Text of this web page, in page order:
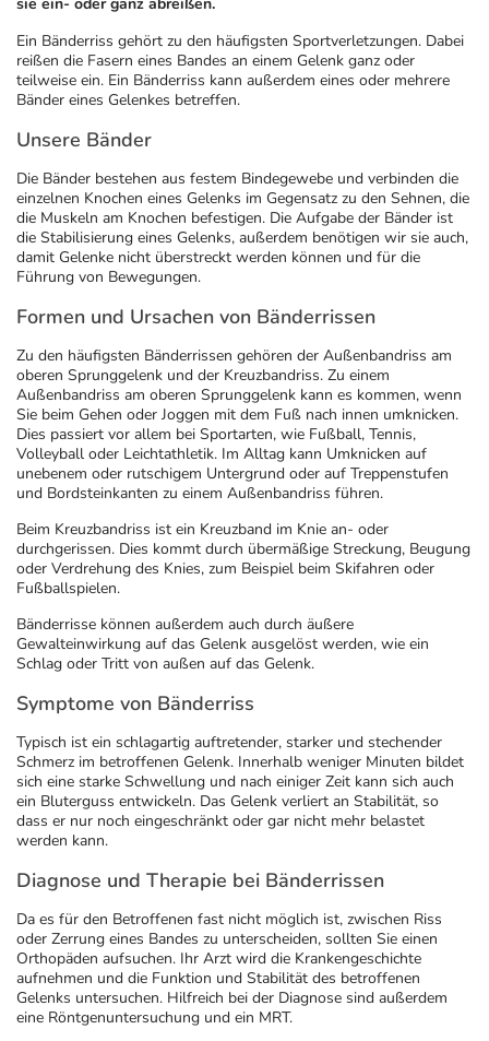
Diabetes
Körperpflege & Kosmetik
Liebe & Erotik
Mutter & Kind
Natur & Homöopathie
Sanitätshaus
Sport & Fitness
Tierapotheke
Vitamine & Mineralstoffe
Geschenkideen
Aktuelle Coupons
Summer SALE
Reiseapotheke
Sonnenpflege
Sommerpflege für Haar und Kopfhaut
Täglich gut versorgt
Fragen und Antworten
Kontakt
Ratgeber
Beliebte Beiträge
E-Rezept App
5% Extra Cash
Avene & Ducray Deals
Eucerin Deals
Evolsin Deals
Nattermann Deals
R(h)ein Nutrition Deals
Refluthin, Lasea & Carmenthin Deals
Salus Deals
Ein Bänderriss gehört zu den häufigsten Sportverletzungen. Dabei
reißen die Fasern eines Bandes an einem Gelenk ganz oder
teilweise ein. Ein Bänderriss kann außerdem eines oder mehrere
Bänder eines Gelenkes betreffen.
Unsere Bänder
Die Bänder bestehen aus festem Bindegewebe und verbinden die
einzelnen Knochen eines Gelenks im Gegensatz zu den Sehnen, die
die Muskeln am Knochen befestigen. Die Aufgabe der Bänder ist
die Stabilisierung eines Gelenks, außerdem benötigen wir sie auch,
damit Gelenke nicht überstreckt werden können und für die
Führung von Bewegungen.
Formen und Ursachen von Bänderrissen
Zu den häufigsten Bänderrissen gehören der Außenbandriss am
oberen Sprunggelenk und der Kreuzbandriss. Zu einem
Außenbandriss am oberen Sprunggelenk kann es kommen, wenn
Sie beim Gehen oder Joggen mit dem Fuß nach innen umknicken.
Dies passiert vor allem bei Sportarten, wie Fußball, Tennis,
Volleyball oder Leichtathletik. Im Alltag kann Umknicken auf
unebenem oder rutschigem Untergrund oder auf Treppenstufen
und Bordsteinkanten zu einem Außenbandriss führen.
Beim Kreuzbandriss ist ein Kreuzband im Knie an- oder
durchgerissen. Dies kommt durch übermäßige Streckung, Beugung
oder Verdrehung des Knies, zum Beispiel beim Skifahren oder
Fußballspielen.
Bänderrisse können außerdem auch durch äußere
Gewalteinwirkung auf das Gelenk ausgelöst werden, wie ein
Schlag oder Tritt von außen auf das Gelenk.
Symptome von Bänderriss
Typisch ist ein schlagartig auftretender, starker und stechender
Schmerz im betroffenen Gelenk. Innerhalb weniger Minuten bildet
sich eine starke Schwellung und nach einiger Zeit kann sich auch
ein Bluterguss entwickeln. Das Gelenk verliert an Stabilität, so
dass er nur noch eingeschränkt oder gar nicht mehr belastet
werden kann.
Diagnose und Therapie bei Bänderrissen
Da es für den Betroffenen fast nicht möglich ist, zwischen Riss
oder Zerrung eines Bandes zu unterscheiden, sollten Sie einen
Orthopäden aufsuchen. Ihr Arzt wird die Krankengeschichte
aufnehmen und die Funktion und Stabilität des betroffenen
Gelenks untersuchen. Hilfreich bei der Diagnose sind außerdem
eine Röntgenuntersuchung und ein MRT.